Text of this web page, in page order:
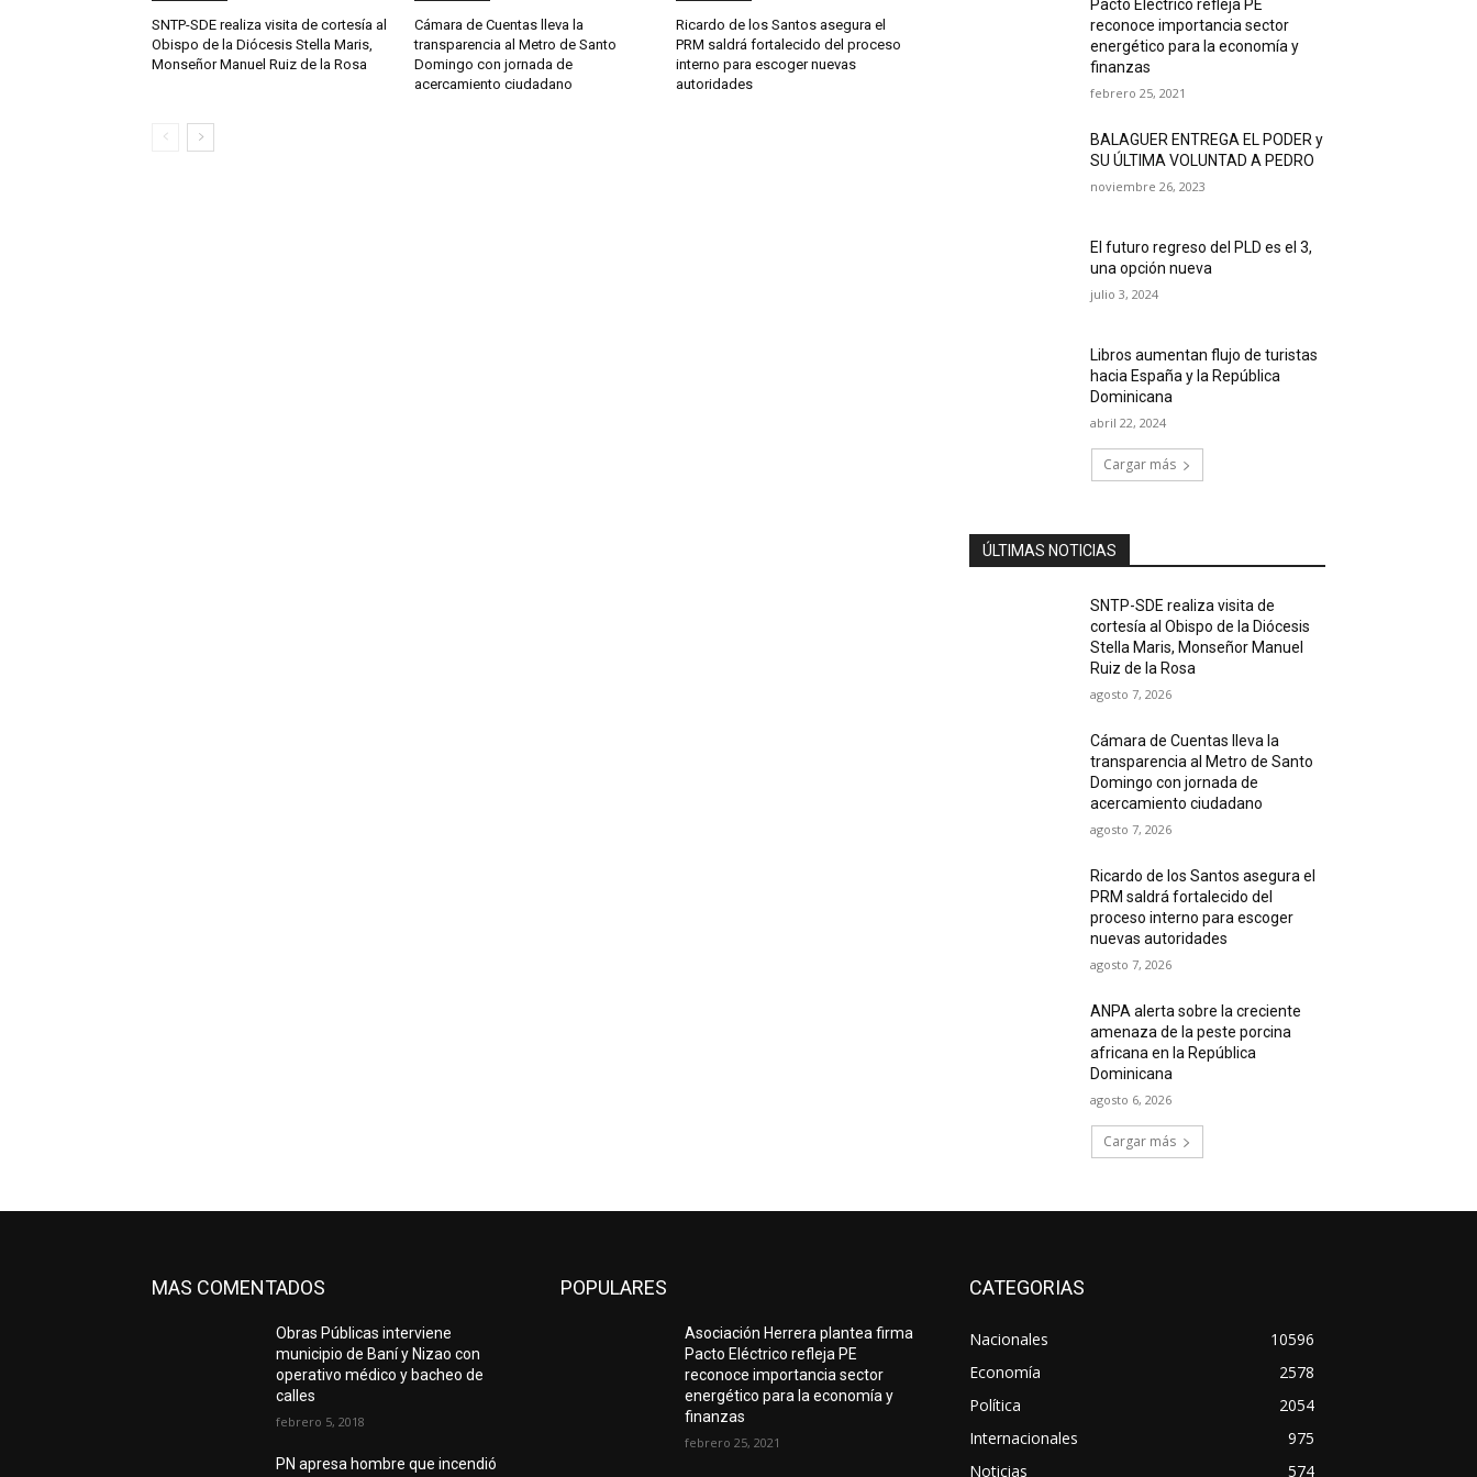
SNTP-SDE realiza visita de cortesía al
Obispo de la Diócesis Stella Maris,
Monseñor Manuel Ruiz de la Rosa
Cámara de Cuentas lleva la
transparencia al Metro de Santo
Domingo con jornada de
acercamiento ciudadano
Ricardo de los Santos asegura el
PRM saldrá fortalecido del proceso
interno para escoger nuevas
autoridades
Pacto Eléctrico refleja PE
reconoce importancia sector
energético para la economía y
finanzas
febrero 25, 2021
BALAGUER ENTREGA EL PODER y
SU ÚLTIMA VOLUNTAD A PEDRO
noviembre 26, 2023
El futuro regreso del PLD es el 3,
una opción nueva
julio 3, 2024
Libros aumentan flujo de turistas
hacia España y la República
Dominicana
abril 22, 2024
Cargar más
ÚLTIMAS NOTICIAS
SNTP-SDE realiza visita de
cortesía al Obispo de la Diócesis
Stella Maris, Monseñor Manuel
Ruiz de la Rosa
agosto 7, 2026
Cámara de Cuentas lleva la
transparencia al Metro de Santo
Domingo con jornada de
acercamiento ciudadano
agosto 7, 2026
Ricardo de los Santos asegura el
PRM saldrá fortalecido del
proceso interno para escoger
nuevas autoridades
agosto 7, 2026
ANPA alerta sobre la creciente
amenaza de la peste porcina
africana en la República
Dominicana
agosto 6, 2026
Cargar más
MAS COMENTADOS
Obras Públicas interviene
municipio de Baní y Nizao con
operativo médico y bacheo de
calles
febrero 5, 2018
PN apresa hombre que incendió
POPULARES
Asociación Herrera plantea firma
Pacto Eléctrico refleja PE
reconoce importancia sector
energético para la economía y
finanzas
febrero 25, 2021
CATEGORIAS
Nacionales
10596
Economía
2578
Política
2054
Internacionales
975
Noticias
574